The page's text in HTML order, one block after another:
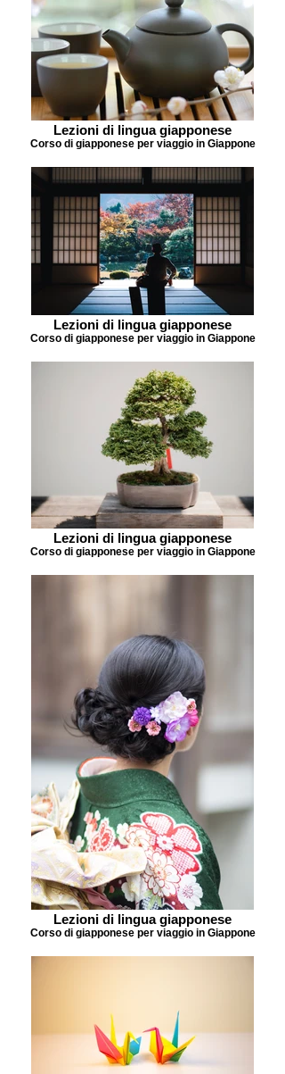
Lezioni di lingua giapponese
Corso di giapponese per viaggio in Giappone
Lezioni di lingua giapponese
Corso di giapponese per viaggio in Giappone
Lezioni di lingua giapponese
Corso di giapponese per viaggio in Giappone
Lezioni di lingua giapponese
Corso di giapponese per viaggio in Giappone